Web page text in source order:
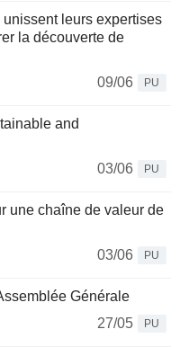
leurs expertises
la découverte de
09/06
PU
and
03/06
PU
une chaîne de valeur de
03/06
PU
Générale
27/05
PU